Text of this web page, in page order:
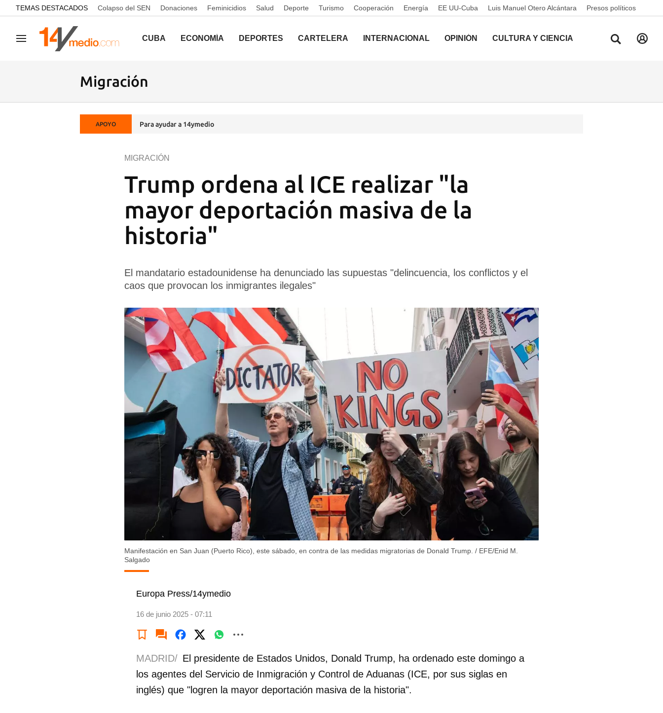
common.go-to-content
TEMAS DESTACADOS Colapso del SEN Donaciones Feminicidios Salud Deporte Turismo Cooperación Energía EE UU-Cuba Luis Manuel Otero Alcántara Presos políticos
Navegación CUBA ECONOMÍA DEPORTES CARTELERA INTERNACIONAL OPINIÓN CULTURA Y CIENCIA
Migración
APOYO Para ayudar a 14ymedio
Trump ordena al ICE realizar "la
mayor deportación masiva de la
historia"
MIGRACIÓN
El mandatario estadounidense ha denunciado las supuestas "delincuencia, los conflictos y el
caos que provocan los inmigrantes ilegales"
Manifestación en San Juan (Puerto Rico), este sábado, en contra de las medidas migratorias de Donald Trump. / EFE/Enid M.
Salgado
Europa Press/14ymedio
16 de junio 2025 - 07:11
MADRID/ El presidente de Estados Unidos, Donald Trump, ha ordenado este domingo a
los agentes del Servicio de Inmigración y Control de Aduanas (ICE, por sus siglas en
inglés) que "logren la mayor deportación masiva de la historia".